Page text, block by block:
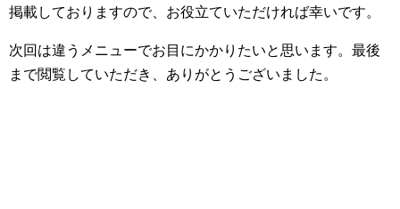
掲載しておりますので、お役立ていただければ幸いです。
次回は違うメニューでお目にかかりたいと思います。最後
まで閲覧していただき、ありがとうございました。